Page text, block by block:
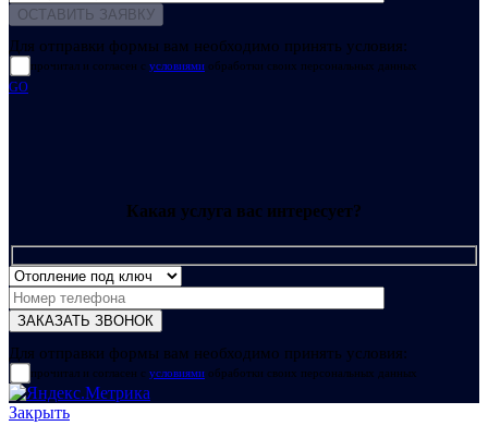
Для отправки формы вам необходимо принять условия:
прочитал и согласен с условиями обработки своих персональных данных
GO
Какая услуга вас интересует?
Для отправки формы вам необходимо принять условия:
прочитал и согласен с условиями обработки своих персональных данных
Закрыть